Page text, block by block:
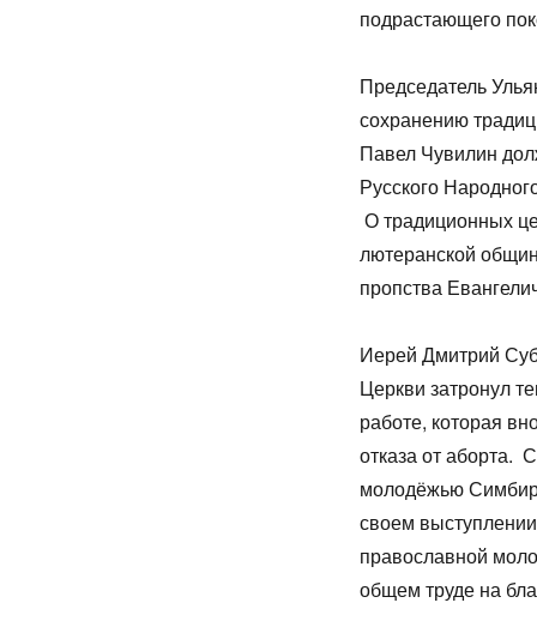
подрастающего
Председатель
сохранению
Павел Чувилин
Русского
О традиционных
лютеранской
пропства
Иерей Дмитрий
Церкви затронул
работе, которая
отказа от аборта.
молодёжью
своем
православной
общем труде на